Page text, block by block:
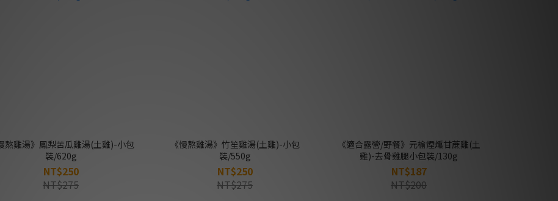
熬雞湯》鳳梨苦瓜雞湯(土雞)-小包
裝/620g
NT$250
NT$275
《慢熬雞湯》竹笙雞湯(土雞)-小包
裝/550g
NT$250
NT$275
《適合露營/野餐》元榆煙燻甘蔗雞(土
雞)-去骨雞腿小包裝/130g
NT$187
NT$200